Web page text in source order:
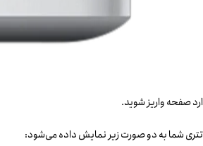
صفحه واریز شوید.
شما به دو صورت زیر نمایش داده می‌شود: